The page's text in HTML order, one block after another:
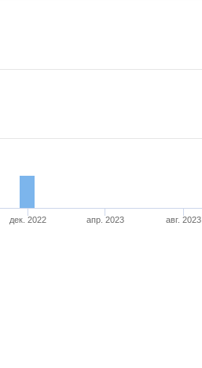
дек. 2022 апр. 2023 авг. 2023